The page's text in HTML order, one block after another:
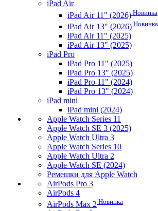
iPad Air
iPad Air 11" (2026) Новинка
iPad Air 13" (2026) Новинка
iPad Air 11" (2025)
iPad Air 13" (2025)
iPad Pro
iPad Pro 11" (2025)
iPad Pro 13" (2025)
iPad Pro 11" (2024)
iPad Pro 13" (2024)
iPad mini
iPad mini (2024)
Apple Watch Series 11
Apple Watch SE 3 (2025)
Apple Watch Ultra 3
Apple Watch Series 10
Apple Watch Ultra 2
Apple Watch SE (2024)
Ремешки для Apple Watch
AirPods Pro 3
AirPods 4
AirPods Max 2 Новинка